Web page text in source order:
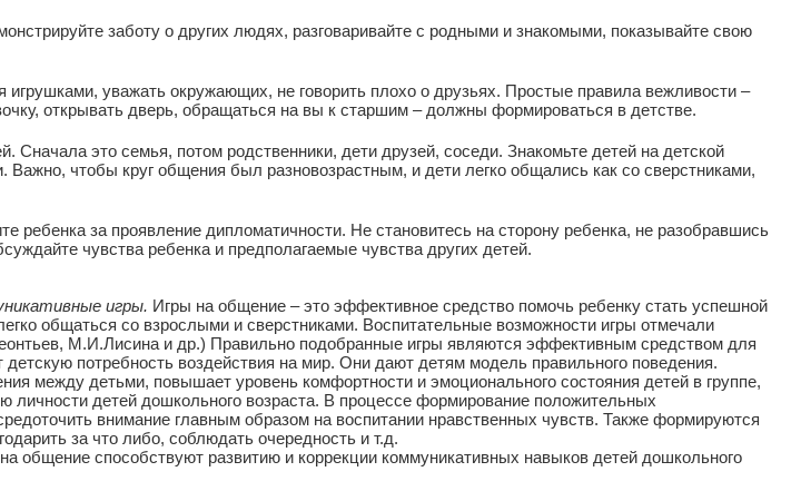
заботу о других людях, разговаривайте с родными и знакомыми, показывайте свою
уважать окружающих, не говорить плохо о друзьях. Простые правила вежливости –
открывать дверь, обращаться на вы к старшим – должны формироваться в детстве.
Сначала это семья, потом родственники, дети друзей, соседи. Знакомьте детей на детской
Важно, чтобы круг общения был разновозрастным, и дети легко общались как со сверстниками,
за проявление дипломатичности. Не становитесь на сторону ребенка, не разобравшись
чувства ребенка и предполагаемые чувства других детей.
игры. Игры на общение – это эффективное средство помочь ребенку стать успешной
общаться со взрослыми и сверстниками. Воспитательные возможности игры отмечали
М.И.Лисина и др.) Правильно подобранные игры являются эффективным средством для
потребность воздействия на мир. Они дают детям модель правильного поведения.
между детьми, повышает уровень комфортности и эмоционального состояния детей в группе,
личности детей дошкольного возраста. В процессе формирование положительных
внимание главным образом на воспитании нравственных чувств. Также формируются
за что либо, соблюдать очередность и т.д.
способствуют развитию и коррекции коммуникативных навыков детей дошкольного